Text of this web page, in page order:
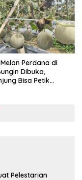
Perdana di
Dibuka,
Bisa Petik
Pelestarian